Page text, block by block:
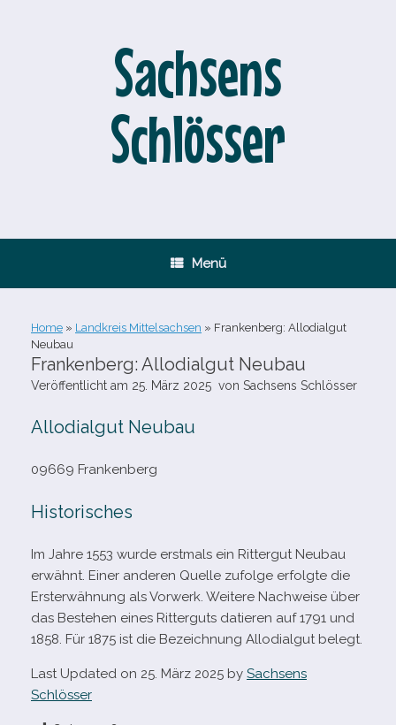
Sachsens
Schlösser
Menü
Home » Landkreis Mittelsachsen » Frankenberg: Allodialgut
Neubau
Frankenberg: Allodialgut Neubau
Veröffentlicht am 25. März 2025 von Sachsens Schlösser
Allodialgut Neubau
09669 Frankenberg
Historisches
Im Jahre 1553 wurde erst­mals ein Rittergut Neubau
erwähnt. Einer ande­ren Quelle zufolge erfolgte die
Ersterwähnung als Vorwerk. Weitere Nachweise über
das Bestehen eines Ritterguts datie­ren auf 1791 und
1858. Für 1875 ist die Bezeichnung Allodialgut belegt.
Last Updated on 25. März 2025 by Sachsens
Schlösser